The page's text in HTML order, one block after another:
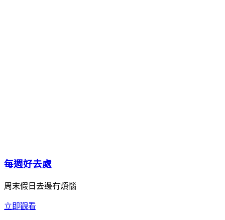
每週好去處
周末假日去邊冇煩惱
立即觀看